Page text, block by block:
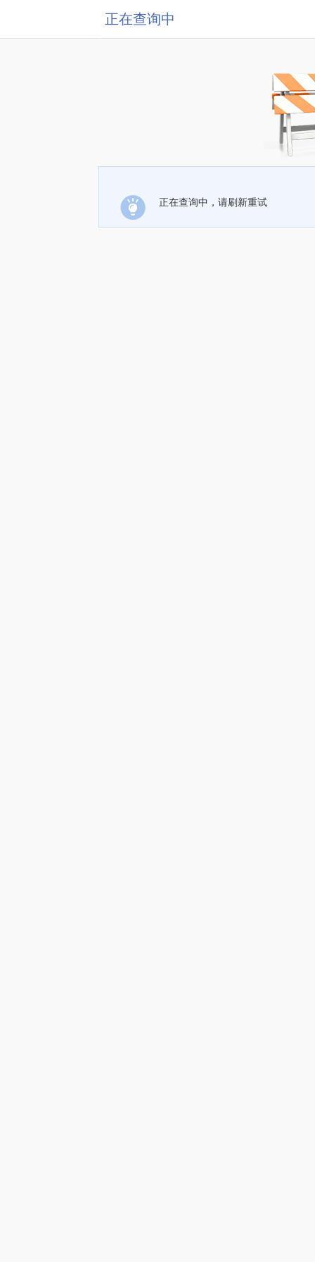
正在查询中
正在查询中，请刷新重试